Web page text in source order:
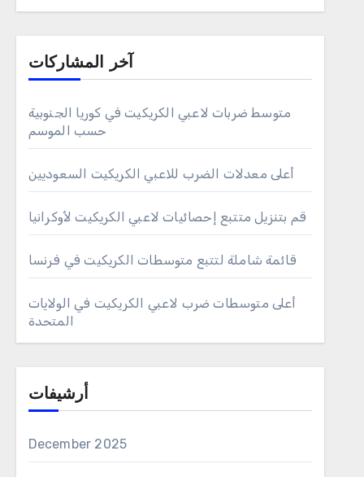
آخر المشاركات
متوسط ضربات لاعبي الكريكيت في كوريا الجنوبية
حسب الموسم
أعلى معدلات الضرب للاعبي الكريكيت السعوديين
قم بتنزيل متتبع إحصائيات لاعبي الكريكيت لأوكرانيا
قائمة شاملة لتتبع متوسطات الكريكيت في فرنسا
أعلى متوسطات ضرب لاعبي الكريكيت في الولايات
المتحدة
أرشيفات
December 2025